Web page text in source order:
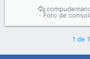
Foro de
1 de